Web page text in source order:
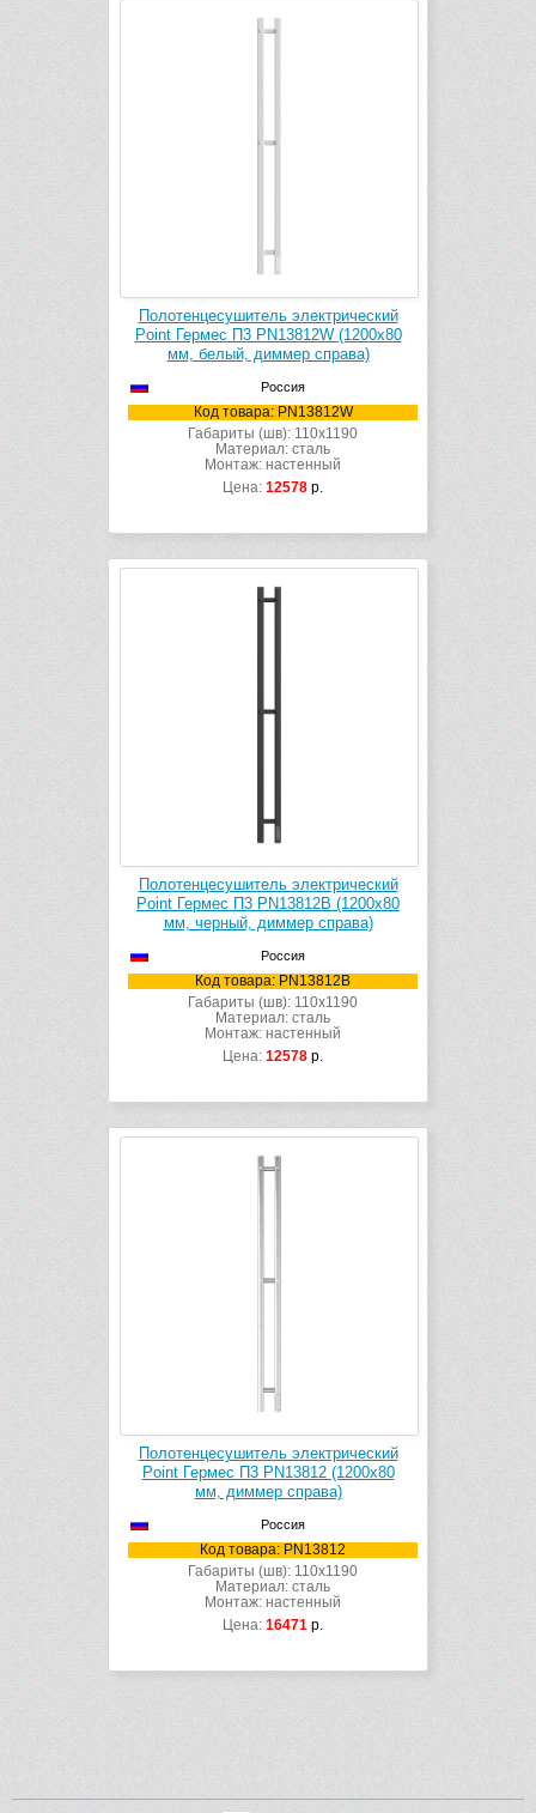
Полотенцесушитель электрический
Point Гермес П3 PN13812W (1200х80
мм, белый, диммер справа)
Россия
Код товара: PN13812W
Габариты (шв): 110x1190
Материал: сталь
Монтаж: настенный
Цена: 12578 р.
Полотенцесушитель электрический
Point Гермес П3 PN13812B (1200х80
мм, черный, диммер справа)
Россия
Код товара: PN13812B
Габариты (шв): 110x1190
Материал: сталь
Монтаж: настенный
Цена: 12578 р.
Полотенцесушитель электрический
Point Гермес П3 PN13812 (1200х80
мм, диммер справа)
Россия
Код товара: PN13812
Габариты (шв): 110x1190
Материал: сталь
Монтаж: настенный
Цена: 16471 р.